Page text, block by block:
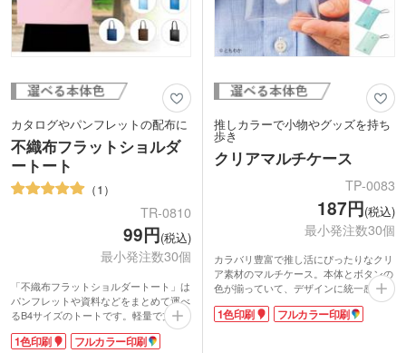
カタログやパンフレットの配布に
不織布フラットショルダ
ートート
1
TR-0810
99円(税込)
最小発注数30個
「不織布フラットショルダートート」は
パンフレットや資料などをまとめて運べ
るB4サイズのトートです。軽量で丈
夫。展示会のチラシなどイベントの配布
用に人気があります。
1色印刷 フルカラー印刷
推しカラーで小物やグッズを持ち
歩き
クリアマルチケース
TP-0083
187円(税込)
最小発注数30個
カラバリ豊富で推し活にぴったりなクリ
ア素材のマルチケース。本体とボタンの
色が揃っていて、デザインに統一感があ
ります。トレカや小さめのアクリルスタ
ンドを収納できるサイズ感です。リップ
1色印刷 フルカラー印刷